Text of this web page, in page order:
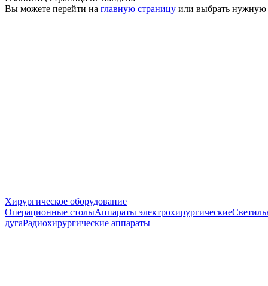
Вы можете перейти на главную страницу или выбрать нужную
Хирургическое оборудование
Операционные столыАппараты электрохирургические
дугаРадиохирургические аппараты